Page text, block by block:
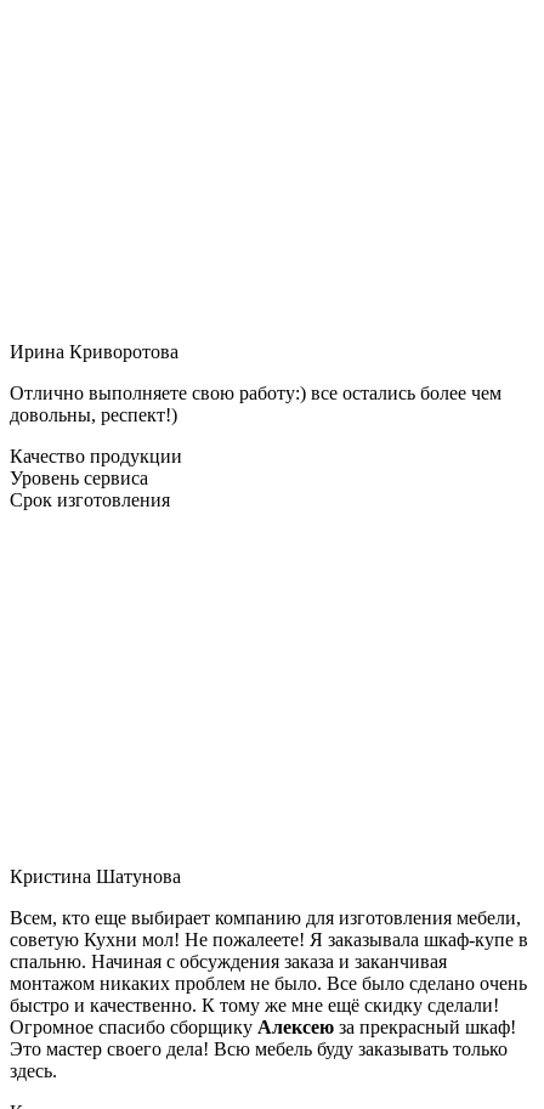
Ирина Криворотова
Отлично выполняете свою работу:) все остались более чем
довольны, респект!)
Качество продукции
Уровень сервиса
Срок изготовления
Кристина Шатунова
Всем, кто еще выбирает компанию для изготовления мебели,
советую Кухни мол! Не пожалеете! Я заказывала шкаф-купе в
спальню. Начиная с обсуждения заказа и заканчивая
монтажом никаких проблем не было. Все было сделано очень
быстро и качественно. К тому же мне ещё скидку сделали!
Огромное спасибо сборщику Алексею за прекрасный шкаф!
Это мастер своего дела! Всю мебель буду заказывать только
здесь.